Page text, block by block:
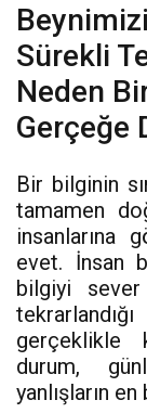
Sürekli
Neden
Gerçeğe
Bir bilginin
tamamen
insanlarına
evet. İnsan
bilgiyi
gerçeklikle
durum,
yanlışların